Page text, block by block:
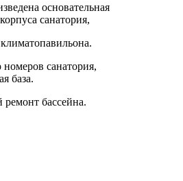
основательная
санатория,
санатория,
база.
бассейна.